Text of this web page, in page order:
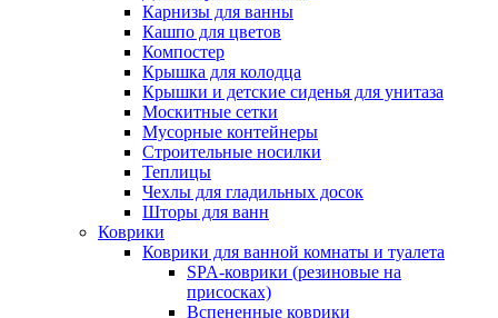
Карнизы для ванны
Кашпо для цветов
Компостер
Крышка для колодца
Крышки и детские сиденья для унитаза
Москитные сетки
Мусорные контейнеры
Строительные носилки
Теплицы
Чехлы для гладильных досок
Шторы для ванн
Коврики
Коврики для ванной комнаты и туалета
SPA-коврики (резиновые на
присосках)
Вспененные коврики